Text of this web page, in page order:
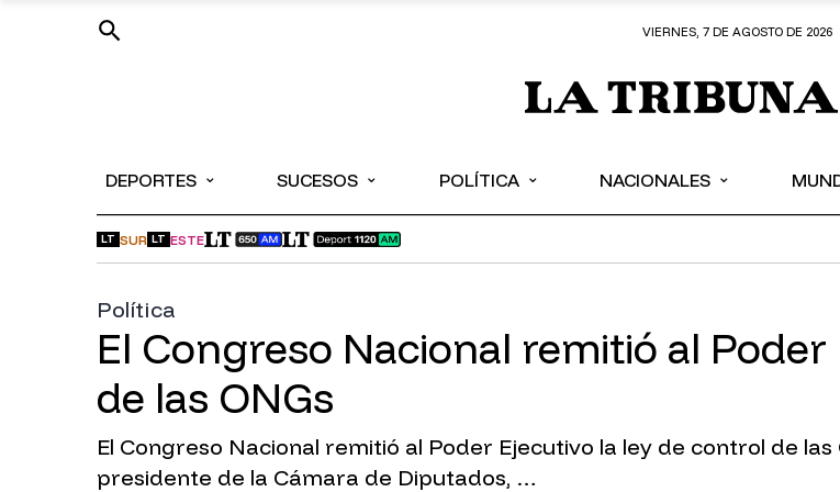
VIERNES, 7 DE AGOSTO DE 2026
DEPORTES ⌄ SUCESOS ⌄ POLÍTICA ⌄ NACIONALES ⌄
LT SUR LT ESTE
Política
El Congreso Nacional remitió al
de las ONGs
El Congreso Nacional remitió al Poder Ejecutivo la ley de control de
presidente de la Cámara de Diputados, …